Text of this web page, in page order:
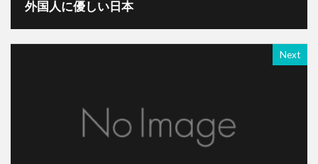
外国人に優しい日本
Next